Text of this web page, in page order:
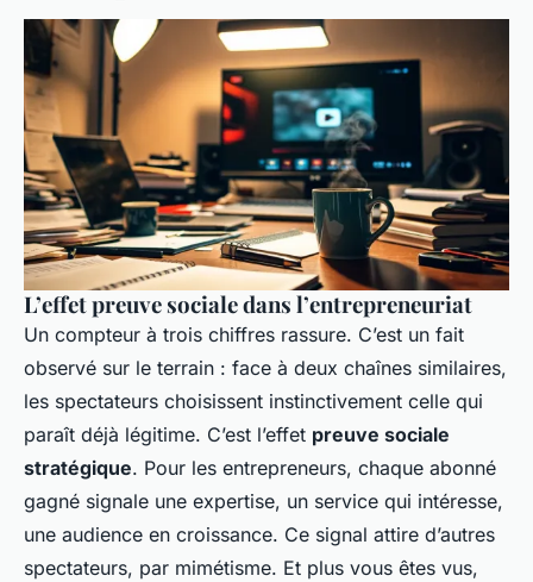
L’effet preuve sociale dans l’entrepreneuriat
Un compteur à trois chiffres rassure. C’est un fait
observé sur le terrain : face à deux chaînes similaires,
les spectateurs choisissent instinctivement celle qui
paraît déjà légitime. C’est l’effet preuve sociale
stratégique. Pour les entrepreneurs, chaque abonné
gagné signale une expertise, un service qui intéresse,
une audience en croissance. Ce signal attire d’autres
spectateurs, par mimétisme. Et plus vous êtes vus,